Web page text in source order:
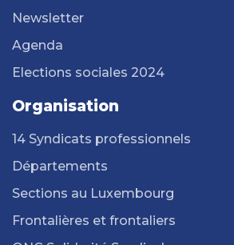
Newsletter
Agenda
Elections sociales 2024
Organisation
14 Syndicats professionnels
Départements
Sections au Luxembourg
Frontalières et frontaliers